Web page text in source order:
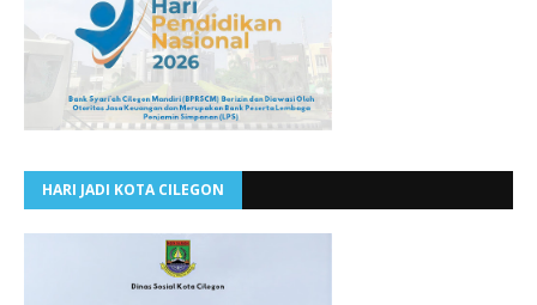
HARI JADI KOTA CILEGON